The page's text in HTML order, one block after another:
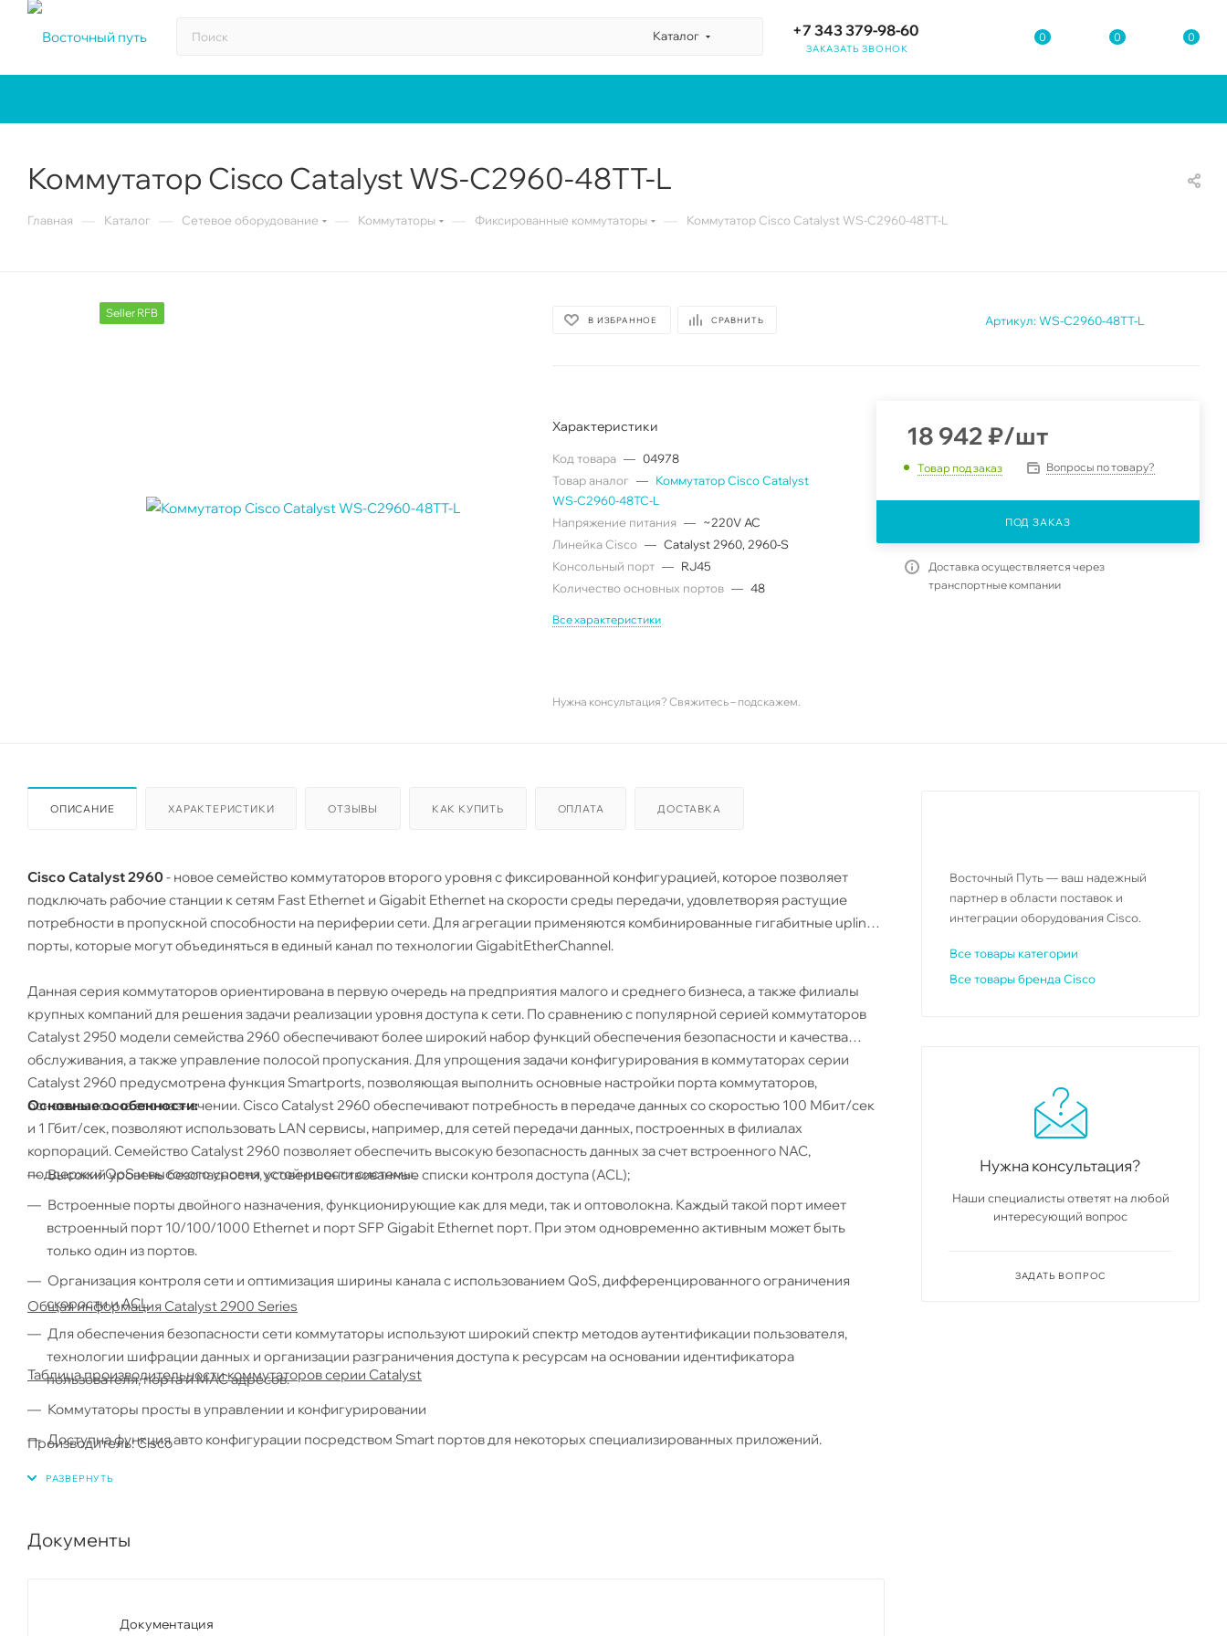
Каталог +7 343 379-98-60
ЗАКАЗАТЬ ЗВОНОК
0 0 0
Коммутатор Cisco Catalyst WS-C2960-48TT-L
Главная Каталог Сетевое оборудование Коммутаторы Фиксированные коммутаторы Коммутатор Cisco Catalyst WS-C2960-48TT-L
Seller RFB
В ИЗБРАННОЕ СРАВНИТЬ Артикул: WS-C2960-48TT-L
Характеристики
Код товара — 04978
Товар аналог — Коммутатор Cisco Catalyst
WS-C2960-48TC-L
Напряжение питания — ~220V AC
Линейка Cisco — Catalyst 2960, 2960-S
Консольный порт — RJ45
Количество основных портов — 48
Все характеристики
18 942 ₽/шт
Товар под заказ Вопросы по товару?
ПОД ЗАКАЗ
Доставка осуществляется через
транспортные компании
Нужна консультация? Свяжитесь – подскажем.
ОПИСАНИЕ ХАРАКТЕРИСТИКИ ОТЗЫВЫ КАК КУПИТЬ ОПЛАТА ДОСТАВКА
Cisco Catalyst 2960- новое семейство коммутаторов второго уровня с фиксированной конфигурацией, которое позволяет
подключать рабочие станции к сетям Fast Ethernet и Gigabit Ethernet на скорости среды передачи, удовлетворяя растущие
потребности в пропускной способности на периферии сети. Для агрегации применяются комбинированные гигабитные uplink-
порты, которые могут объединяться в единый канал по технологии GigabitEtherChannel.
Данная серия коммутаторов ориентирована в первую очередь на предприятия малого и среднего бизнеса, а также филиалы
крупных компаний для решения задачи реализации уровня доступа к сети. По сравнению с популярной серией коммутаторов
Catalyst 2950 модели семейства 2960 обеспечивают более широкий набор функций обеспечения безопасности и качества
обслуживания, а также управление полосой пропускания. Для упрощения задачи конфигурирования в коммутаторах серии
Catalyst 2960 предусмотрена функция Smartports, позволяющая выполнить основные настройки порта коммутаторов,
основываясь на его назначении. Cisco Catalyst 2960 обеспечивают потребность в передаче данных со скоростью 100 Мбит/сек
и 1 Гбит/сек, позволяют использовать LAN сервисы, например, для сетей передачи данных, построенных в филиалах
корпораций. Семейство Catalyst 2960 позволяет обеспечить высокую безопасность данных за счет встроенного NAC,
поддержки QoS и высокого уровня устойчивости системы.
Основные особенности:
Высокий уровень безопасности, усовершенствованные списки контроля доступа (ACL);
Встроенные порты двойного назначения, функционирующие как для меди, так и оптоволокна. Каждый такой порт имеет
встроенный порт 10/100/1000 Ethernet и порт SFP Gigabit Ethernet порт. При этом одновременно активным может быть
только один из портов.
Организация контроля сети и оптимизация ширины канала с использованием QoS, дифференцированного ограничения
скорости и ACL.
Для обеспечения безопасности сети коммутаторы используют широкий спектр методов аутентификации пользователя,
технологии шифрации данных и организации разграничения доступа к ресурсам на основании идентификатора
пользователя, порта и MAC адресов.
Коммутаторы просты в управлении и конфигурировании
Доступна функция авто конфигурации посредством Smart портов для некоторых специализированных приложений.
Общая информация Catalyst 2900 Series
Таблица производительности коммутаторов серии Catalyst
Производитель: Cisco
Документы
Документация
Восточный Путь — ваш надежный
партнер в области поставок и
интеграции оборудования Cisco.
Все товары категории
Все товары бренда Cisco
Нужна консультация?
Наши специалисты ответят на любой
интересующий вопрос
ЗАДАТЬ ВОПРОС